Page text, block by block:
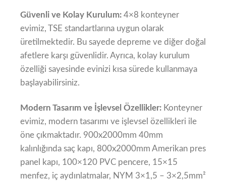
Güvenli ve Kolay Kurulum:4×8 konteyner
evimiz, TSE standartlarına uygun olarak
üretilmektedir. Bu sayede depreme ve diğer doğal
afetlere karşı güvenlidir. Ayrıca, kolay kurulum
özelliği sayesinde evinizi kısa sürede kullanmaya
başlayabilirsiniz.
Modern Tasarım ve İşlevsel Özellikler:Konteyner
evimiz, modern tasarımı ve işlevsel özellikleri ile
öne çıkmaktadır. 900x2000mm 40mm
kalınlığında saç kapı, 800x2000mm Amerikan pres
panel kapı, 100×120 PVC pencere, 15×15
menfez, iç aydınlatmalar, NYM 3×1,5 – 3×2,5mm²